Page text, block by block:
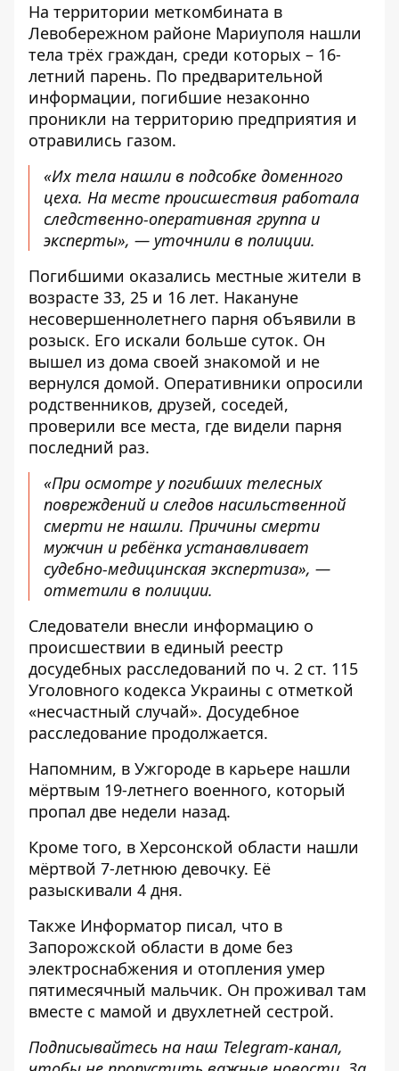
На территории меткомбината в
Левобережном районе Мариуполя нашли
тела трёх граждан, среди которых – 16-
летний парень. По предварительной
информации, погибшие незаконно
проникли на территорию предприятия и
отравились газом.
«Их тела нашли в подсобке доменного
цеха. На месте происшествия работала
следственно-оперативная группа и
эксперты», — уточнили в полиции.
Погибшими оказались местные жители в
возрасте 33, 25 и 16 лет. Накануне
несовершеннолетнего парня объявили в
розыск. Его искали больше суток. Он
вышел из дома своей знакомой и не
вернулся домой. Оперативники опросили
родственников, друзей, соседей,
проверили все места, где видели парня
последний раз.
«При осмотре у погибших телесных
повреждений и следов насильственной
смерти не нашли. Причины смерти
мужчин и ребёнка устанавливает
судебно-медицинская экспертиза», —
отметили в полиции.
Следователи внесли информацию о
происшествии в единый реестр
досудебных расследований по ч. 2 ст. 115
Уголовного кодекса Украины с отметкой
«несчастный случай». Досудебное
расследование продолжается.
Напомним, в Ужгороде в карьере нашли
мёртвым 19-летнего военного, который
пропал две недели назад.
Кроме того, в Херсонской области нашли
мёртвой 7-летнюю девочку. Её
разыскивали 4 дня.
Также Информатор писал, что в
Запорожской области в доме без
электроснабжения и отопления умер
пятимесячный мальчик. Он проживал там
вместе с мамой и двухлетней сестрой.
Подписывайтесь на наш Telegram-канал,